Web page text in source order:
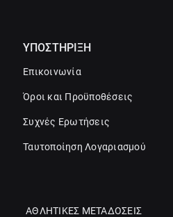
ΥΠΟΣΤΗΡΙΞΗ
Επικοινωνία
Όροι και Προϋποθέσεις
Συχνές Ερωτήσεις
Ταυτοποίηση Λογαριασμού
ΑΘΛΗΤΙΚΕΣ ΜΕΤΑΔΟΣΕΙΣ